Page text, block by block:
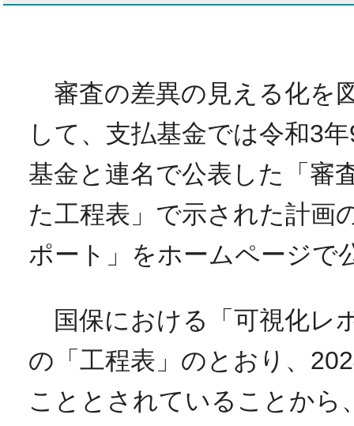
審査の差異の見える化を
して、支払基金では令和3
基金と連名で公表した「審
た工程表」で示された計画
ポート」をホームページで
国保における「可視化レ
の「工程表」のとおり、
こととされていることから